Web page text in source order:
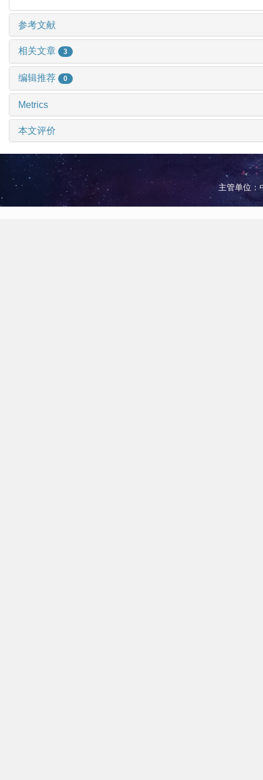
参考文献
相关文章 3
编辑推荐 0
Metrics
本文评价
主管单位：